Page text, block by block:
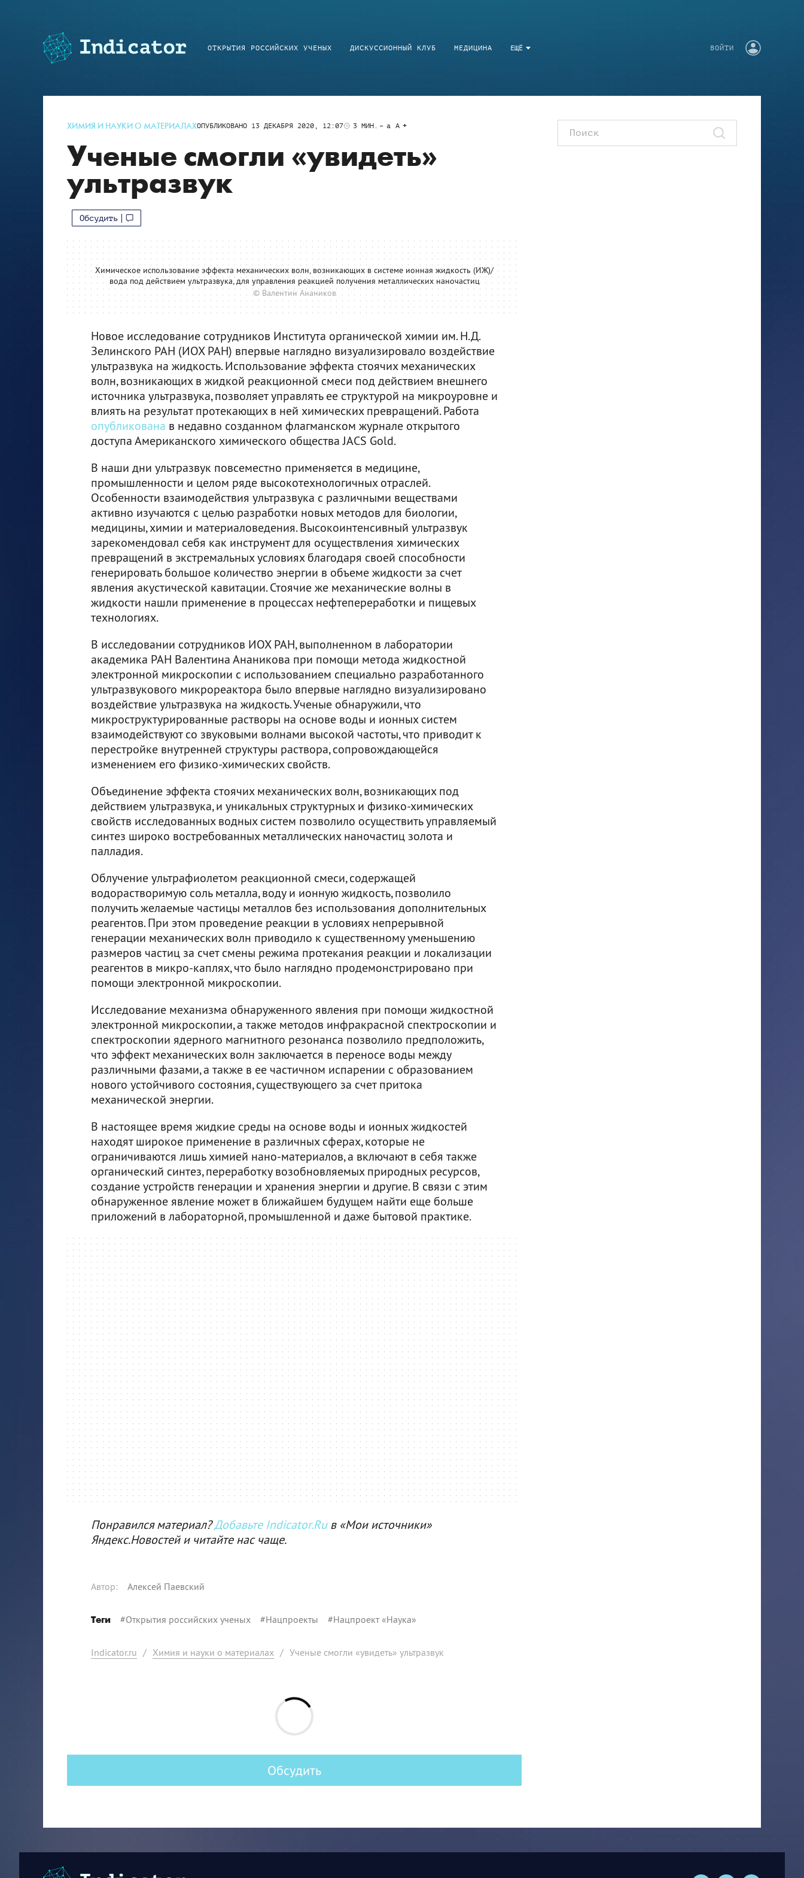
ЕЩЁ
ОТКРЫТИЯ РОССИЙСКИХ УЧЕНЫХ ДИСКУССИОННЫЙ КЛУБ МЕДИЦИНА ВОЙТИ
ХИМИЯ И НАУКИ О МАТЕРИАЛАХОПУБЛИКОВАНО 13 ДЕКАБРЯ 2020, 12:07 3 МИН. a A
Ученые смогли «увидеть»
ультразвук
Обсудить
Химическое использование эффекта механических волн, возникающих в системе ионная жидкость (ИЖ)/
вода под действием ультразвука, для управления реакцией получения металлических наночастиц
© Валентин Анаников
Новое исследование сотрудников Института органической химии им. Н.Д.
Зелинского РАН (ИОХ РАН) впервые наглядно визуализировало воздействие
ультразвука на жидкость. Использование эффекта стоячих механических
волн, возникающих в жидкой реакционной смеси под действием внешнего
источника ультразвука, позволяет управлять ее структурой на микроуровне и
влиять на результат протекающих в ней химических превращений. Работа
опубликована в недавно созданном флагманском журнале открытого
доступа Американского химического общества JACS Gold.
В наши дни ультразвук повсеместно применяется в медицине,
промышленности и целом ряде высокотехнологичных отраслей.
Особенности взаимодействия ультразвука с различными веществами
активно изучаются с целью разработки новых методов для биологии,
медицины, химии и материаловедения. Высокоинтенсивный ультразвук
зарекомендовал себя как инструмент для осуществления химических
превращений в экстремальных условиях благодаря своей способности
генерировать большое количество энергии в объеме жидкости за счет
явления акустической кавитации. Стоячие же механические волны в
жидкости нашли применение в процессах нефтепереработки и пищевых
технологиях.
В исследовании сотрудников ИОХ РАН, выполненном в лаборатории
академика РАН Валентина Ананикова при помощи метода жидкостной
электронной микроскопии с использованием специально разработанного
ультразвукового микрореактора было впервые наглядно визуализировано
воздействие ультразвука на жидкость. Ученые обнаружили, что
микроструктурированные растворы на основе воды и ионных систем
взаимодействуют со звуковыми волнами высокой частоты, что приводит к
перестройке внутренней структуры раствора, сопровождающейся
изменением его физико-химических свойств.
Объединение эффекта стоячих механических волн, возникающих под
действием ультразвука, и уникальных структурных и физико-химических
свойств исследованных водных систем позволило осуществить управляемый
синтез широко востребованных металлических наночастиц золота и
палладия.
Облучение ультрафиолетом реакционной смеси, содержащей
водорастворимую соль металла, воду и ионную жидкость, позволило
получить желаемые частицы металлов без использования дополнительных
реагентов. При этом проведение реакции в условиях непрерывной
генерации механических волн приводило к существенному уменьшению
размеров частиц за счет смены режима протекания реакции и локализации
реагентов в микро-каплях, что было наглядно продемонстрировано при
помощи электронной микроскопии.
Исследование механизма обнаруженного явления при помощи жидкостной
электронной микроскопии, а также методов инфракрасной спектроскопии и
спектроскопии ядерного магнитного резонанса позволило предположить,
что эффект механических волн заключается в переносе воды между
различными фазами, а также в ее частичном испарении с образованием
нового устойчивого состояния, существующего за счет притока
механической энергии.
В настоящее время жидкие среды на основе воды и ионных жидкостей
находят широкое применение в различных сферах, которые не
ограничиваются лишь химией нано-материалов, а включают в себя также
органический синтез, переработку возобновляемых природных ресурсов,
создание устройств генерации и хранения энергии и другие. В связи с этим
обнаруженное явление может в ближайшем будущем найти еще больше
приложений в лабораторной, промышленной и даже бытовой практике.
Понравился материал?Добавьте Indicator.Ruв «Мои источники»
Яндекс.Новостей и читайте нас чаще.
Автор: Алексей Паевский
Теги #Открытия российских ученых #Нацпроекты #Нацпроект «Наука»
Indicator.ru / Химия и науки о материалах / Ученые смогли «увидеть» ультразвук
Обсудить